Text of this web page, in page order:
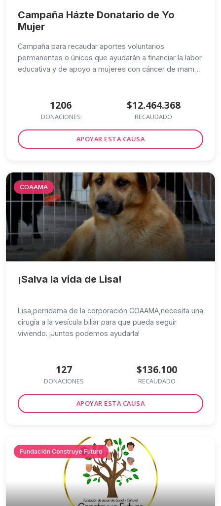
Campaña Házte Donatario de Yo
Mujer
Campaña para recaudar aportes voluntarios
permanentes o únicos que ayudarán a financiar la labor
educativa y de apoyo a mujeres con cáncer de mama
1206
DONACIONES
$12.464.368
RECAUDADO
APOYAR ESTA CAUSA
COAAMA
¡Salva la vida de Lisa!
Lisa,perridama de la corporación COAAMA,necesita una
cirugía a la vesícula biliar para que pueda seguir
viviendo. ¡Juntos podemos ayudarla!
127
DONACIONES
$136.100
RECAUDADO
APOYAR ESTA CAUSA
Fundación Construye Futuro